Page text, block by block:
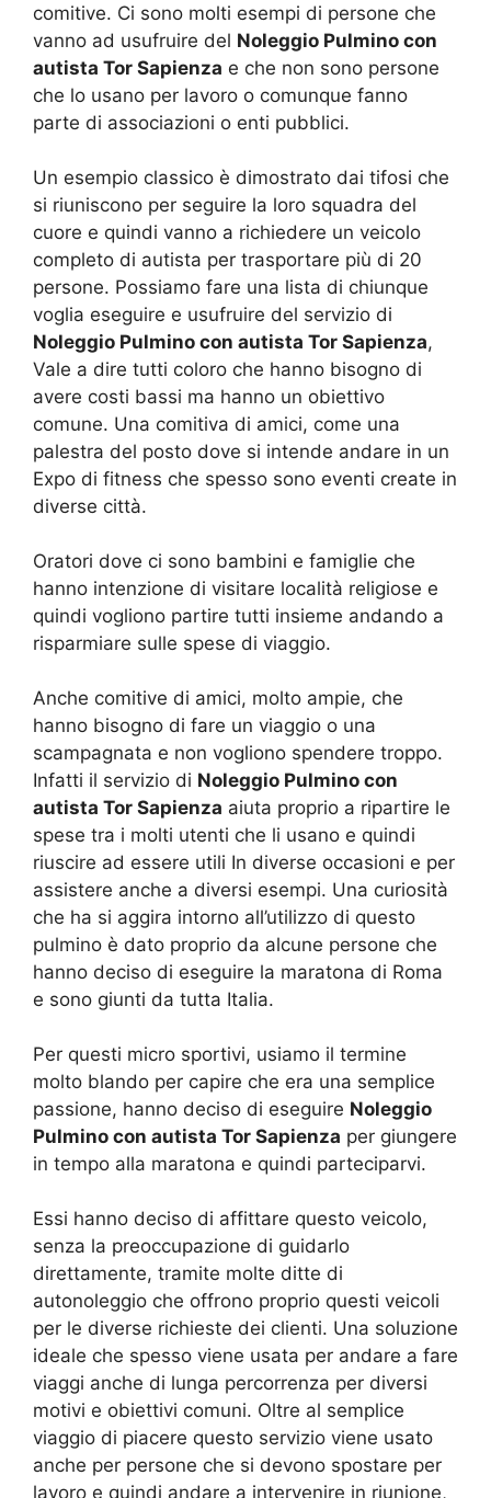
comitive. Ci sono molti esempi di persone che
vanno ad usufruire del Noleggio Pulmino con
autista Tor Sapienza e che non sono persone
che lo usano per lavoro o comunque fanno
parte di associazioni o enti pubblici.
Un esempio classico è dimostrato dai tifosi che
si riuniscono per seguire la loro squadra del
cuore e quindi vanno a richiedere un veicolo
completo di autista per trasportare più di 20
persone. Possiamo fare una lista di chiunque
voglia eseguire e usufruire del servizio di
Noleggio Pulmino con autista Tor Sapienza,
Vale a dire tutti coloro che hanno bisogno di
avere costi bassi ma hanno un obiettivo
comune. Una comitiva di amici, come una
palestra del posto dove si intende andare in un
Expo di fitness che spesso sono eventi create in
diverse città.
Oratori dove ci sono bambini e famiglie che
hanno intenzione di visitare località religiose e
quindi vogliono partire tutti insieme andando a
risparmiare sulle spese di viaggio.
Anche comitive di amici, molto ampie, che
hanno bisogno di fare un viaggio o una
scampagnata e non vogliono spendere troppo.
Infatti il servizio di Noleggio Pulmino con
autista Tor Sapienza aiuta proprio a ripartire le
spese tra i molti utenti che li usano e quindi
riuscire ad essere utili In diverse occasioni e per
assistere anche a diversi esempi. Una curiosità
che ha si aggira intorno all’utilizzo di questo
pulmino è dato proprio da alcune persone che
hanno deciso di eseguire la maratona di Roma
e sono giunti da tutta Italia.
Per questi micro sportivi, usiamo il termine
molto blando per capire che era una semplice
passione, hanno deciso di eseguire Noleggio
Pulmino con autista Tor Sapienza per giungere
in tempo alla maratona e quindi parteciparvi.
Essi hanno deciso di affittare questo veicolo,
senza la preoccupazione di guidarlo
direttamente, tramite molte ditte di
autonoleggio che offrono proprio questi veicoli
per le diverse richieste dei clienti. Una soluzione
ideale che spesso viene usata per andare a fare
viaggi anche di lunga percorrenza per diversi
motivi e obiettivi comuni. Oltre al semplice
viaggio di piacere questo servizio viene usato
anche per persone che si devono spostare per
lavoro e quindi andare a intervenire in riunione,